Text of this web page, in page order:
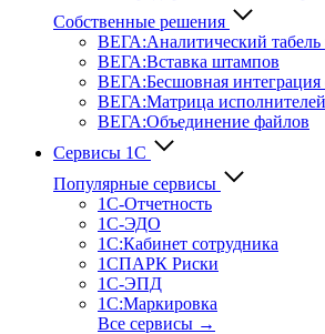
Собственные решения
ВЕГА:Аналитичес­кий табель
ВЕГА:Вставка штампов
ВЕГА:Бесшовная
ВЕГА:Матрица исполнителей
ВЕГА:Объединение файлов
Сервисы 1С
Популярные сервисы
1С-Отчет­ность
1С-ЭДО
1С:Кабинет сотрудника
1СПАРК Риски
1С-ЭПД
1С:Маркировка
Все сервисы →